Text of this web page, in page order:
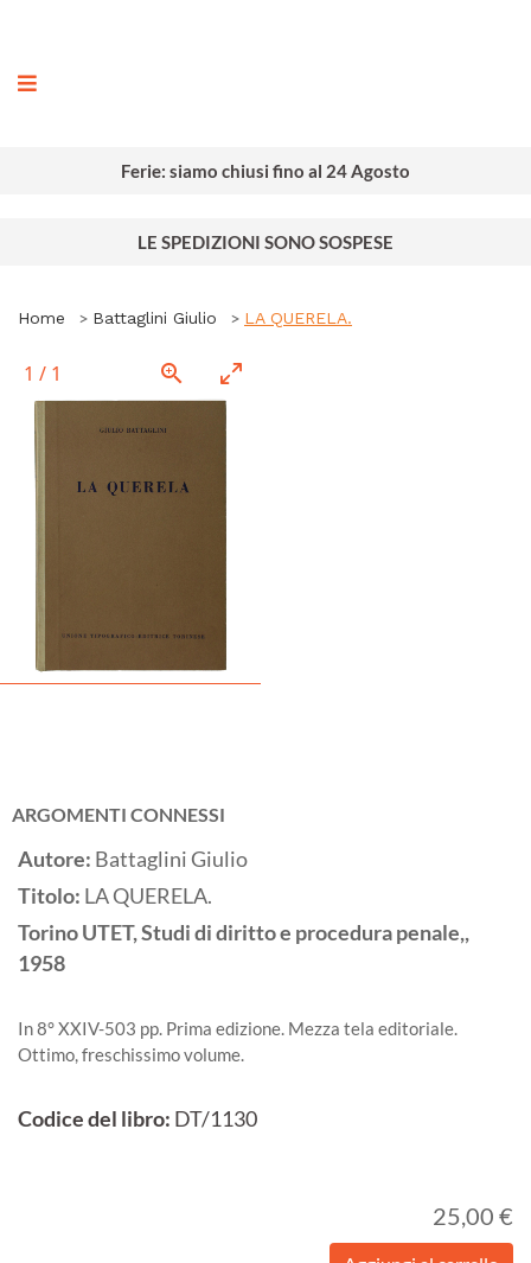
Ferie: siamo chiusi fino al 24 Agosto
LE SPEDIZIONI SONO SOSPESE
Home Battaglini Giulio LA QUERELA.
1 / 1
ARGOMENTI CONNESSI
Autore: Battaglini Giulio
Titolo: LA QUERELA.
TorinoUTET, Studi di diritto e procedura penale,,
1958
In 8° XXIV-503 pp. Prima edizione. Mezza tela editoriale.
Ottimo, freschissimo volume.
Codice del libro: DT/1130
25,00 €